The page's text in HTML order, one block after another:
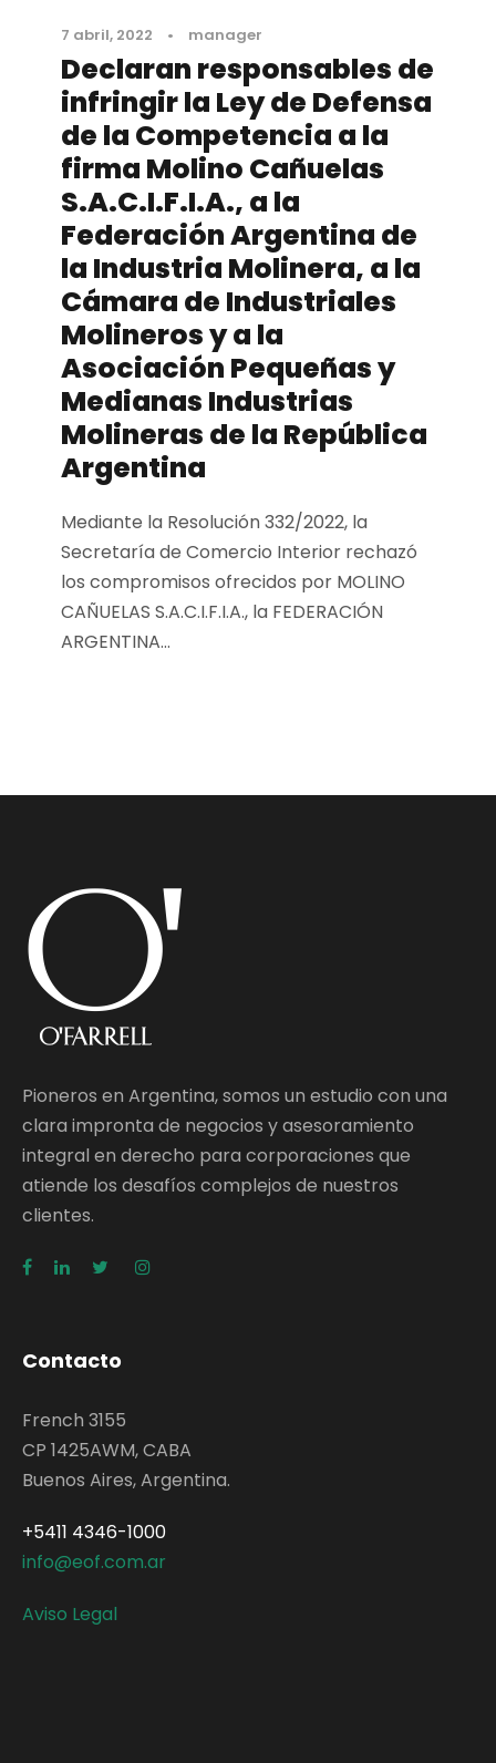
7 abril, 2022 • manager
Declaran responsables de
infringir la Ley de Defensa
de la Competencia a la
firma Molino Cañuelas
S.A.C.I.F.I.A., a la
Federación Argentina de
la Industria Molinera, a la
Cámara de Industriales
Molineros y a la
Asociación Pequeñas y
Medianas Industrias
Molineras de la República
Argentina
Mediante la Resolución 332/2022, la
Secretaría de Comercio Interior rechazó
los compromisos ofrecidos por MOLINO
CAÑUELAS S.A.C.I.F.I.A., la FEDERACIÓN
ARGENTINA...
Pioneros en Argentina, somos un estudio con una
clara impronta de negocios y asesoramiento
integral en derecho para corporaciones que
atiende los desafíos complejos de nuestros
clientes.
Contacto
French 3155
CP 1425AWM, CABA
Buenos Aires, Argentina.
+5411 4346-1000
info@eof.com.ar
Aviso Legal